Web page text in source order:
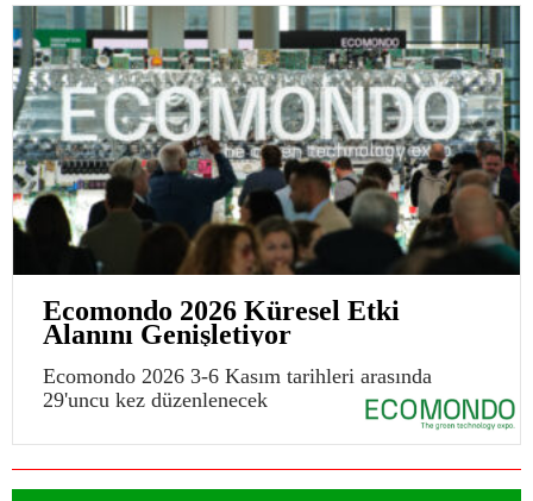
Ecomondo 2026 Küresel Etki
Alanını Genişletiyor
Ecomondo 2026 3-6 Kasım tarihleri arasında
29'uncu kez düzenlenecek